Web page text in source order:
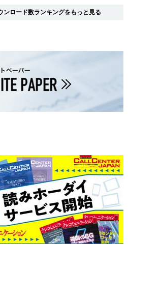
ンロード数ランキングをもっと見る